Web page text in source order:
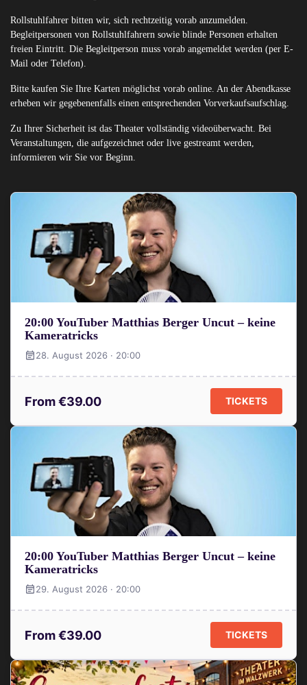
Rollstuhlfahrer bitten wir, sich rechtzeitig vorab anzumelden.
Begleitpersonen von Rollstuhlfahrern sowie blinde Personen erhalten
freien Eintritt. Die Begleitperson muss vorab angemeldet werden (per E-
Mail oder Telefon).
Bitte kaufen Sie Ihre Karten möglichst vorab online. An der Abendkasse
erheben wir gegebenenfalls einen entsprechenden Vorverkaufsaufschlag.
Zu Ihrer Sicherheit ist das Theater vollständig videoüberwacht. Bei
Veranstaltungen, die aufgezeichnet oder live gestreamt werden,
informieren wir Sie vor Beginn.
20:00 YouTuber Matthias Berger Uncut – keine
Kameratricks
28. August 2026 · 20:00
From €39.00 TICKETS
20:00 YouTuber Matthias Berger Uncut – keine
Kameratricks
29. August 2026 · 20:00
From €39.00 TICKETS